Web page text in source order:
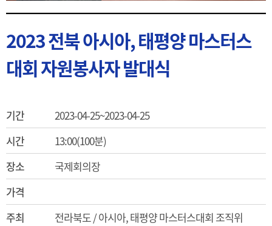
2023 전북 아시아, 태평양 마스터스
대회 자원봉사자 발대식
기간
2023-04-25~2023-04-25
시간
13:00(100분)
장소
국제회의장
가격
주최
전라북도 / 아시아, 태평양 마스터스대회 조직위